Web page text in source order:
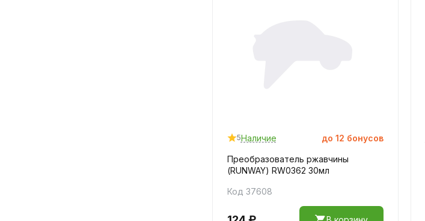
5Наличие до 12 бонусов
Преобразователь ржавчины
(RUNWAY) RW0362 30мл
Код 37608